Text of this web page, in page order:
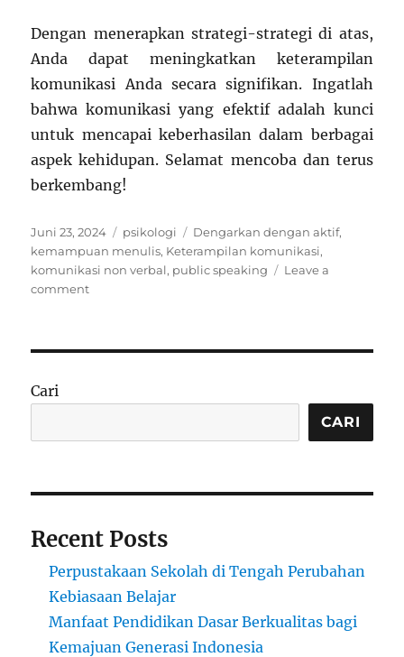
Dengan menerapkan strategi-strategi di atas,
Anda dapat meningkatkan keterampilan
komunikasi Anda secara signifikan. Ingatlah
bahwa komunikasi yang efektif adalah kunci
untuk mencapai keberhasilan dalam berbagai
aspek kehidupan. Selamat mencoba dan terus
berkembang!
Posted
on
Juni 23, 2024 Categories
psikologi Tags
Dengarkan dengan aktif,
kemampuan menulis, Keterampilan komunikasi,
komunikasi non verbal, public speaking
Leave a
commenton
Komunikasi
Cari
CARI
Recent Posts
Perpustakaan Sekolah di Tengah Perubahan
Kebiasaan Belajar
Manfaat Pendidikan Dasar Berkualitas bagi
Kemajuan Generasi Indonesia